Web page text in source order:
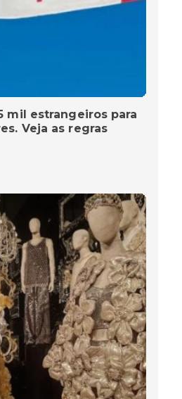
mil estrangeiros para
Veja as regras